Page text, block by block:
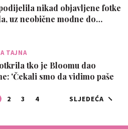
nikad objavljene fotke
uz neobične modne do…
TAJNA
tko je Bloomu dao
'Čekali smo da vidimo paše
2 3 4 SLJEDEĆA